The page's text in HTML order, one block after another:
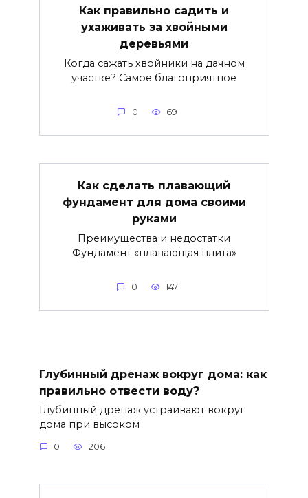
Как правильно садить и
ухаживать за хвойными
деревьями
Когда сажать хвойники на дачном
участке? Самое благоприятное
0 69
Как сделать плавающий
фундамент для дома своими
руками
Преимущества и недостатки
Фундамент «плавающая плита»
0 147
Глубинный дренаж вокруг дома: как
правильно отвести воду?
Глубинный дренаж устраивают вокруг
дома при высоком
0 206